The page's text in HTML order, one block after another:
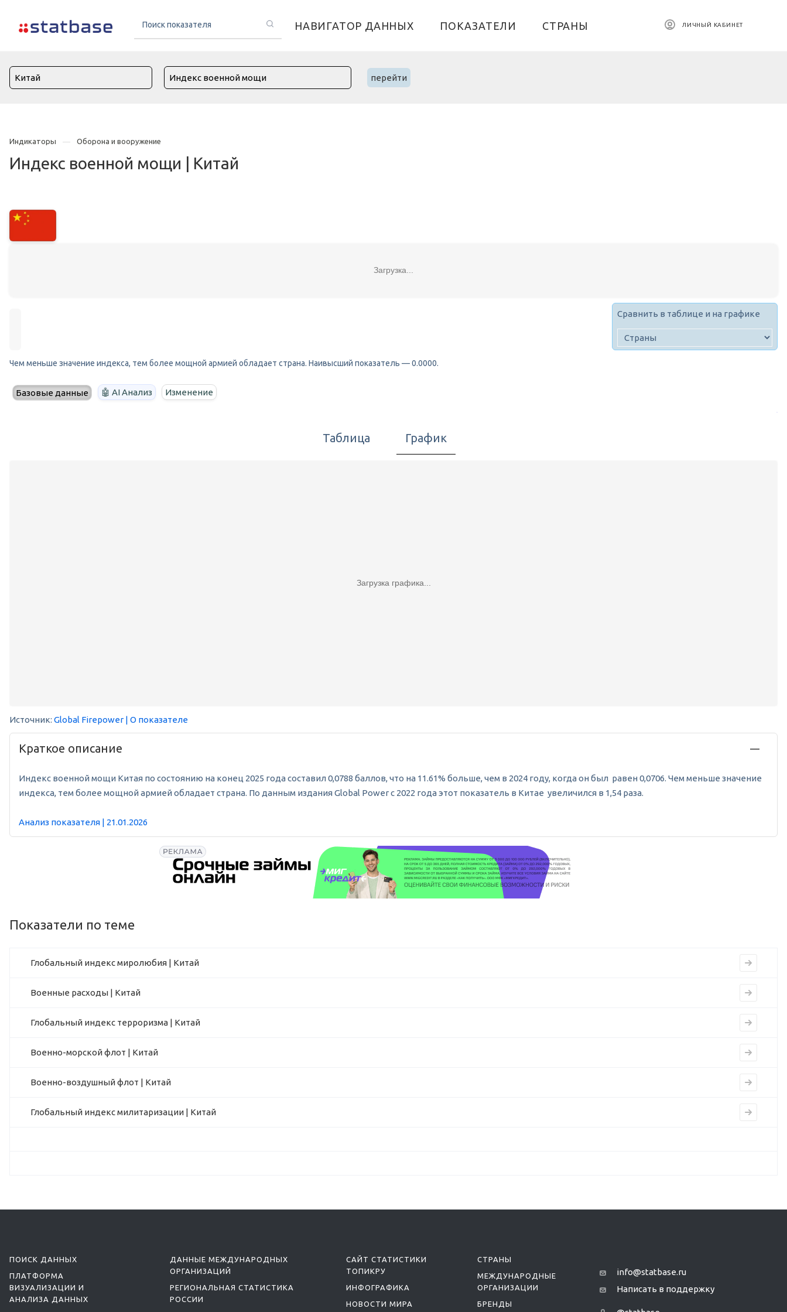
НАВИГАТОР ДАННЫХ ПОКАЗАТЕЛИ СТРАНЫ ЛИЧНЫЙ КАБИНЕТ
перейти
Индикаторы Оборона и вооружение
Индекс военной мощи | Китай
Загрузка...
Сравнить в таблице и на графике
Чем меньше значение индекса, тем более мощной армией обладает страна. Наивысший показатель — 0.0000.
Базовые данные 🤖 AI Анализ Изменение
Таблица График
Загрузка графика...
Источник: Global Firepower | О показателе
Краткое описание
Индекс военной мощи Китая по состоянию на конец 2025 года составил 0,0788 баллов, что на 11.61% больше, чем в 2024 году, когда он был равен 0,0706. Чем меньше значение
индекса, тем более мощной армией обладает страна. По данным издания Global Power c 2022 года этот показатель в Китае увеличился в 1,54 раза.
Анализ показателя | 21.01.2026
Показатели по теме
Глобальный индекс миролюбия | Китай
Военные расходы | Китай
Глобальный индекс терроризма | Китай
Военно-морской флот | Китай
Военно-воздушный флот | Китай
Глобальный индекс милитаризации | Китай
ПОИСК ДАННЫХ
ПЛАТФОРМА
ВИЗУАЛИЗАЦИИ И
АНАЛИЗА ДАННЫХ
ДАННЫЕ МЕЖДУНАРОДНЫХ
ОРГАНИЗАЦИЙ
РЕГИОНАЛЬНАЯ СТАТИСТИКА
РОССИИ
САЙТ СТАТИСТИКИ
ТОПИКРУ
ИНФОГРАФИКА
НОВОСТИ МИРА
СТРАНЫ
МЕЖДУНАРОДНЫЕ
ОРГАНИЗАЦИИ
БРЕНДЫ
info@statbase.ru
Написать в поддержку